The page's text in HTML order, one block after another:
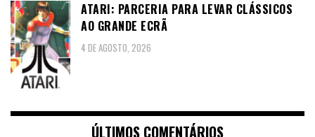
ATARI: PARCERIA PARA LEVAR CLÁSSICOS
AO GRANDE ECRÃ
4 DE AGOSTO, 2026
ÚLTIMOS COMENTÁRIOS